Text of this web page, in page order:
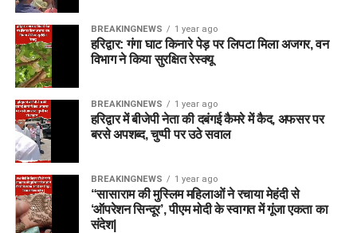
BREAKINGNEWS 1 year ago
हरिद्वार: गंगा घाट किनारे पेड़ पर लिपटा मिला अजगर, वन
विभाग ने किया सुरक्षित रेस्क्यू
BREAKINGNEWS 1 year ago
हरिद्वार में बीजेपी नेता की दबंगई कैमरे में कैद, अफसर पर
बरसे अपशब्द, चुप्पी पर उठे सवाल
BREAKINGNEWS 1 year ago
“सासाराम की मुस्लिम महिलाओं ने रचाया मेहंदी से
‘ऑपरेशन सिन्दूर’, पीएम मोदी के स्वागत में गूंजा एकता का
संदेश|